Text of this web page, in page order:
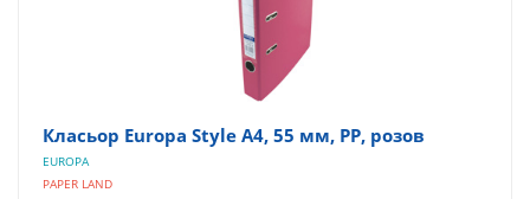
Класьор Europa Style А4, 55 мм, PP, розов
EUROPA
PAPER LAND